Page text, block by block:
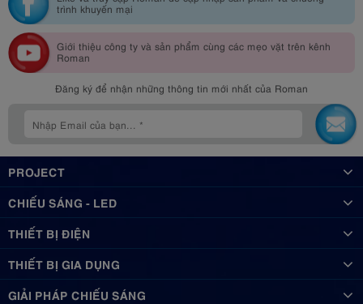
trình khuyến mại
Giới thiệu công ty và sản phẩm cùng các mẹo vặt trên kênh
Roman
Đăng ký để nhận những thông tin mới nhất của Roman
PROJECT
CHIẾU SÁNG - LED
THIẾT BỊ ĐIỆN
THIẾT BỊ GIA DỤNG
GIẢI PHÁP CHIẾU SÁNG